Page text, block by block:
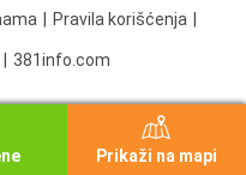
Pravila korišćenja
381info.com
Prikaži na mapi